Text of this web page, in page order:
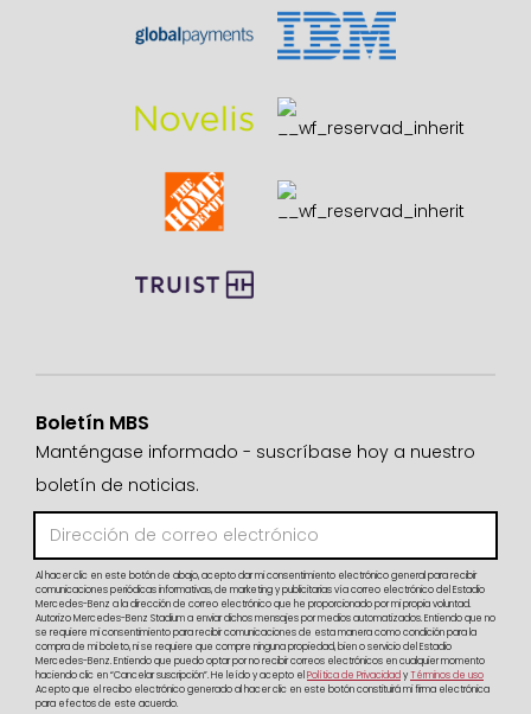
Boletín MBS
Manténgase informado - suscríbase hoy a nuestro
boletín de noticias.
Al hacer clic en este botón de abajo, acepto dar mi consentimiento electrónico general para recibir
comunicaciones periódicas informativas, de marketing y publicitarias vía correo electrónico del Estadio
Mercedes-Benz a la dirección de correo electrónico que he proporcionado por mi propia voluntad.
Autorizo Mercedes-Benz Stadium a enviar dichos mensajes por medios automatizados. Entiendo que no
se requiere mi consentimiento para recibir comunicaciones de esta manera como condición para la
compra de mi boleto, ni se requiere que compre ninguna propiedad, bien o servicio del Estadio
Mercedes-Benz. Entiendo que puedo optar por no recibir correos electrónicos en cualquier momento
haciendo clic en “Cancelar suscripción”. He leído y acepto el Política de PrivacidadyTérminos de uso
Acepto que el recibo electrónico generado al hacer clic en este botón constituirá mi firma electrónica
para efectos de este acuerdo.